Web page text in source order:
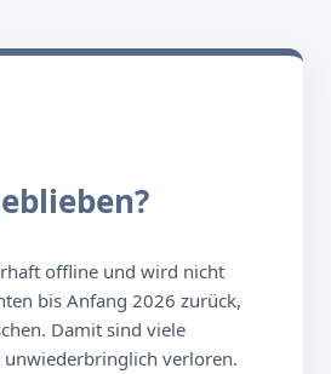
offline und wird nicht
bis Anfang 2026 zurück,
Damit sind viele
verloren.